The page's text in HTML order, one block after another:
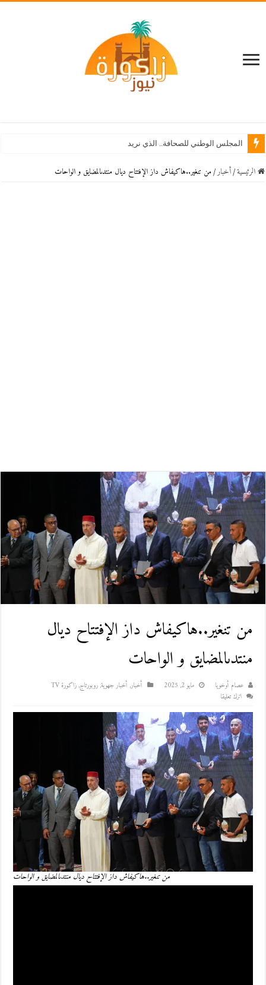
الرئيسية / أخبار / من تنغير..هاكيفاش داز الإفتتاح ديال منتدىالمضايق و الواحات
من تنغير..هاكيفاش داز الإفتتاح ديال
منتدىالمضايق و الواحات
عصام أوخويا مايو 2, 2025 أخبار, أخبار جهوية, روبورتاج, زاكورة TV
اترك تعليقا
من تنغير..هاكيفاش داز الإفتتاح ديال منتدىالمضايق و الواحات